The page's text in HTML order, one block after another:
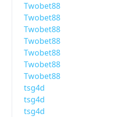
Twobet88
Twobet88
Twobet88
Twobet88
Twobet88
Twobet88
Twobet88
tsg4d
tsg4d
tsg4d